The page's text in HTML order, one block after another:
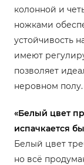
колонной и
ножками
устойчивость
имеют
позволяет
неровном полу.
«Белый цвет
испачкается
Белый цвет
но всё